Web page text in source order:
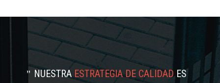
NUESTRAESTRATEGIA DE CALIDADES